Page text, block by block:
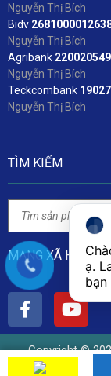
Nguyễn Thị Bích
Bidv 2
Nguyễn Thị Bích
Agribank
Nguyễn Thị Bích
Teckcombank
Nguyễn Thị Bích
TÌM KIẾM
MẠNG XÃ HỘI
Copyright ©
ạ.
bạn